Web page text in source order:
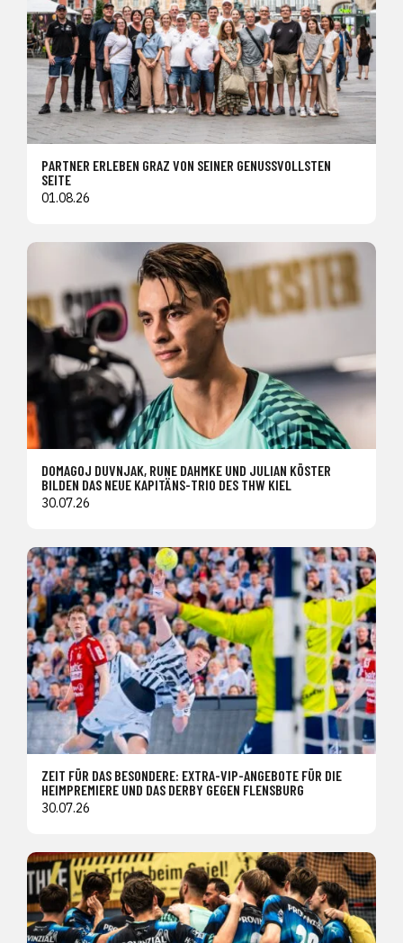
PARTNER ERLEBEN GRAZ VON SEINER GENUSSVOLLSTEN
SEITE
01.08.26
DOMAGOJ DUVNJAK, RUNE DAHMKE UND JULIAN KÖSTER
BILDEN DAS NEUE KAPITÄNS-TRIO DES THW KIEL
30.07.26
ZEIT FÜR DAS BESONDERE: EXTRA-VIP-ANGEBOTE FÜR DIE
HEIMPREMIERE UND DAS DERBY GEGEN FLENSBURG
30.07.26